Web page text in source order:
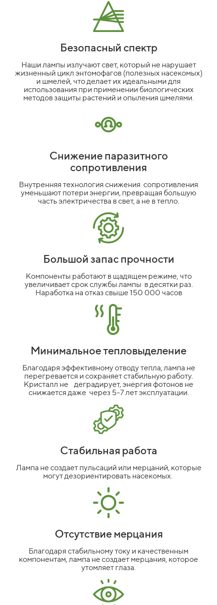
Безопасный спектр
Наши лампы излучают свет, который не нарушает
жизненный цикл энтомофагов (полезных насекомых)
и шмелей, что делает их идеальными для
использования при применении биологических
методов защиты растений и опыления шмелями.
Снижение паразитного
сопротивления
Внутренняя технология снижения сопротивления
уменьшают потери энергии, превращая большую
часть электричества в свет, а не в тепло.
Большой запас прочности
Компоненты работают в щадящем режиме, что
увеличивает срок службы лампы в десятки раз.
Наработка на отказ свыше 150 000 часов
Минимальное тепловыделение
Благодаря эффективному отводу тепла, лампа не
перегревается и сохраняет стабильную работу.
Кристалл не деградирует, энергия фотонов не
снижается даже через 5-7 лет эксплуатации.
Стабильная работа
Лампа не создает пульсаций или мерцаний, которые
могут дезориентировать насекомых.
Отсутствие мерцания
Благодаря стабильному току и качественным
компонентам, лампа не создает мерцания, которое
утомляет глаза.